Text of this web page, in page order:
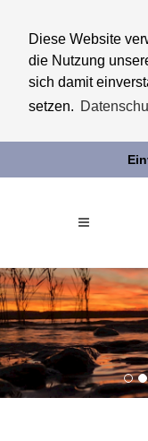
Diese Website
die Nutzung
sich damit
setzen.